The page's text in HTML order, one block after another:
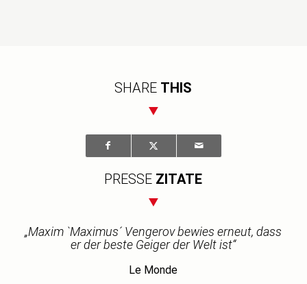
SHARE THIS
PRESSE ZITATE
„Maxim `Maximus´ Vengerov bewies erneut, dass
er der beste Geiger der Welt ist“
Le Monde